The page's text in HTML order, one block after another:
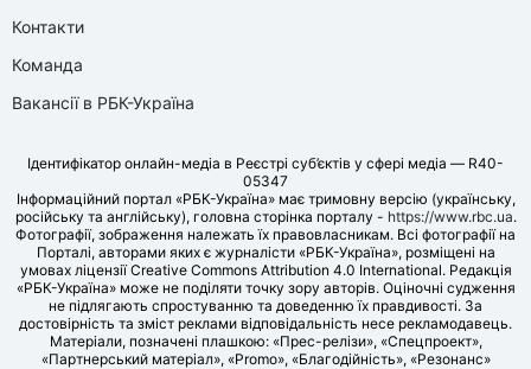
Контакти
Команда
Вакансії в РБК-Україна
Ідентифікатор онлайн-медіа в Реєстрі суб’єктів у сфері медіа — R40-
05347
Інформаційний портал «РБК-Україна» має тримовну версію (українську,
російську та англійську), головна сторінка порталу - https://www.rbc.ua.
Фотографії, зображення належать їх правовласникам. Всі фотографії на
Порталі, авторами яких є журналісти «РБК-Україна», розміщені на
умовах ліцензії Creative Commons Attribution 4.0 International. Редакція
«РБК-Україна» може не поділяти точку зору авторів. Оціночні судження
не підлягають спростуванню та доведенню їх правдивості. За
достовірність та зміст реклами відповідальність несе рекламодавець.
Матеріали, позначені плашкою: «Прес-релізи», «Спецпроект»,
«Партнерський матеріал», «Promo», «Благодійність», «Резонанс»